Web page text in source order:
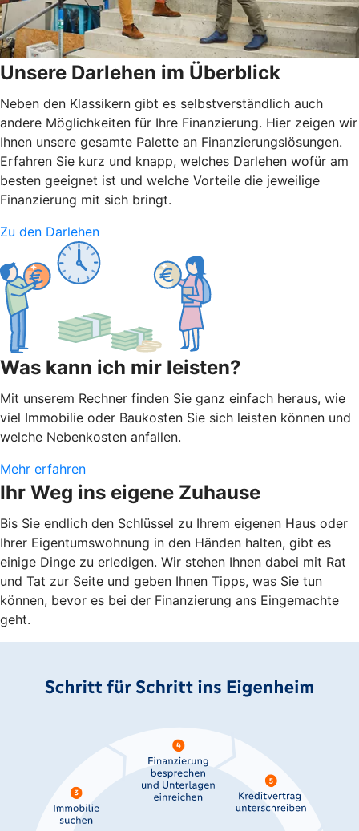
Unsere Darlehen im Überblick
Neben den Klassikern gibt es selbstverständlich auch
andere Möglichkeiten für Ihre Finanzierung. Hier zeigen wir
Ihnen unsere gesamte Palette an Finanzierungslösungen.
Erfahren Sie kurz und knapp, welches Darlehen wofür am
besten geeignet ist und welche Vorteile die jeweilige
Finanzierung mit sich bringt.
Zu den Darlehen
Was kann ich mir leisten?
Mit unserem Rechner finden Sie ganz einfach heraus, wie
viel Immobilie oder Baukosten Sie sich leisten können und
welche Nebenkosten anfallen.
Mehr erfahren
Ihr Weg ins eigene Zuhause
Bis Sie endlich den Schlüssel zu Ihrem eigenen Haus oder
Ihrer Eigentumswohnung in den Händen halten, gibt es
einige Dinge zu erledigen. Wir stehen Ihnen dabei mit Rat
und Tat zur Seite und geben Ihnen Tipps, was Sie tun
können, bevor es bei der Finanzierung ans Eingemachte
geht.